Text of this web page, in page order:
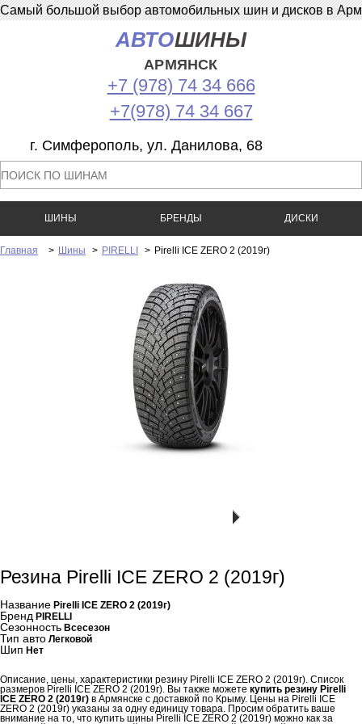
Самый большой выбор автомобильных шин и дисков в
АВТОШИНЫ
АРМЯНСК
+7 (978) 74 34 666
+7(978) 74 34 667
г. Симферополь, ул. Данилова, 68
ШИНЫ БРЕНДЫ ДИСКИ
Главная > Шины > PIRELLI > Pirelli ICE ZERO 2 (2019г)
Резина Pirelli ICE ZERO 2 (2019г)
Название Pirelli ICE ZERO 2 (2019г)
Бренд PIRELLI
Сезонность Всесезон
Тип авто Легковой
Шип Нет
Описание, цены, характеристики резину Pirelli ICE ZERO 2 (2019г). Список
размеров Pirelli ICE ZERO 2 (2019г). Вы также можете купить резину Pirelli
ICE ZERO 2 (2019г) в Армянске с доставкой по Крыму. Цены на Pirelli ICE
ZERO 2 (2019г) указаны за одну единицу товара. Просим обратить ваше
внимание на то, что купить шины Pirelli ICE ZERO 2 (2019г) можно как за